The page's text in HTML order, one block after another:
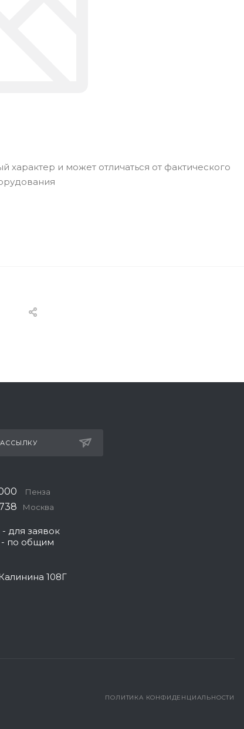
и может отличаться от фактического
Пенза
Москва
- для заявок
- по общим
108Г
ПОЛИТИКА КОНФИДЕНЦИАЛЬНОСТИ